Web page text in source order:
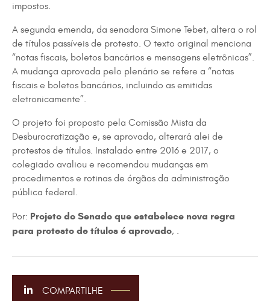
impostos.
A segunda emenda, da senadora Simone Tebet, altera o rol
de títulos passíveis de protesto. O texto original menciona
“notas fiscais, boletos bancários e mensagens eletrônicas”.
A mudança aprovada pelo plenário se refere a “notas
fiscais e boletos bancários, incluindo as emitidas
eletronicamente”.
O projeto foi proposto pela Comissão Mista da
Desburocratização e, se aprovado, alterará a lei de
protestos de títulos. Instalado entre 2016 e 2017, o
colegiado avaliou e recomendou mudanças em
procedimentos e rotinas de órgãos da administração
pública federal.
Por: Projeto do Senado que estabelece nova regra
para protesto de títulos é aprovado, .
COMPARTILHE